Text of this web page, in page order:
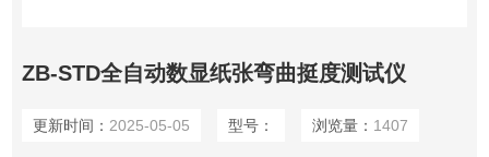
ZB-STD全自动数显纸张弯曲挺度测试仪
更新时间： 2025-05-05 型号： 浏览量： 1407